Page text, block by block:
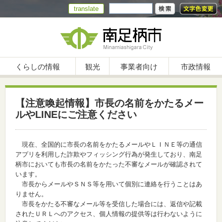
translate
くらしの情報 観光 事業者向け 市政情報
【注意喚起情報】市長の名前をかたるメー
ルやLINEにご注意ください
現在、全国的に市長の名前をかたるメールやＬＩＮＥ等の通信
アプリを利用した詐欺やフィッシング行為が発生しており、南足
柄市においても市長の名前をかたった不審なメールが確認されて
います。
市長からメールやＳＮＳ等を用いて個別に連絡を行うことはあ
りません。
市長をかたる不審なメール等を受信した場合には、返信や記載
されたＵＲＬへのアクセス、個人情報の提供等は行わないように